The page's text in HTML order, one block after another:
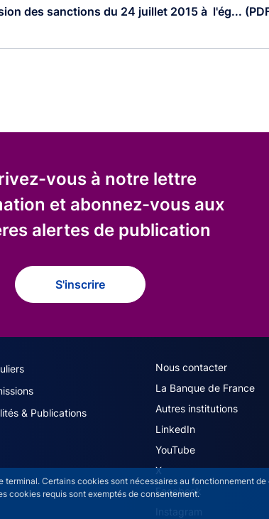
Certains cookies sont nécessaires au fonctionnement de
cookies requis sont exemptés de consentement.
des sanctions du 24 juillet 2015 à l'ég...
vous à notre lettre
et abonnez-vous aux
alertes de publication
S'inscrire
(French)
& Publications
ACPR footer secondary
Nous contacter
La Banque de France
Autres institutions
LinkedIn
YouTube
X
Facebook
Instagram